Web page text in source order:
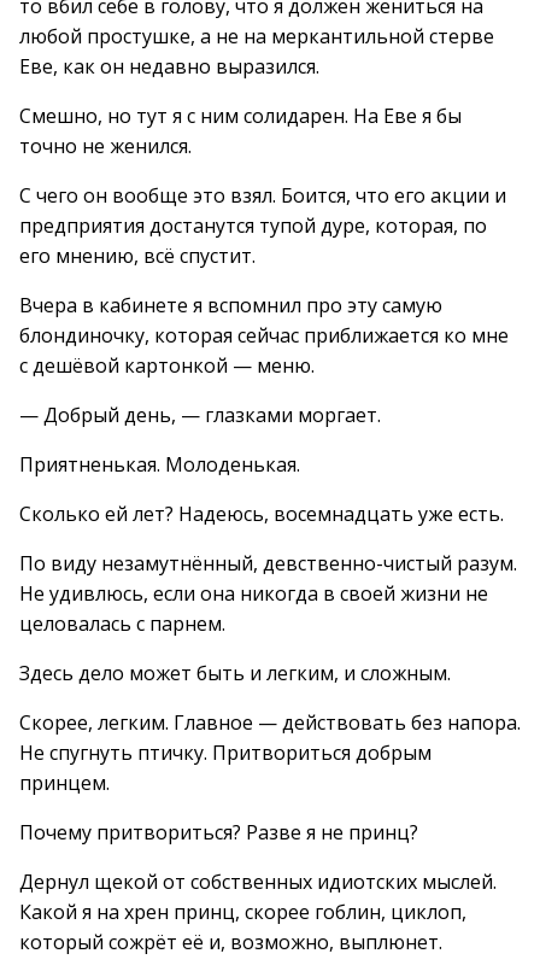
то вбил себе в голову, что я должен жениться на
любой простушке, а не на меркантильной стерве
Еве, как он недавно выразился.
Смешно, но тут я с ним солидарен. На Еве я бы
точно не женился.
С чего он вообще это взял. Боится, что его акции и
предприятия достанутся тупой дуре, которая, по
его мнению, всё спустит.
Вчера в кабинете я вспомнил про эту самую
блондиночку, которая сейчас приближается ко мне
с дешёвой картонкой — меню.
— Добрый день, — глазками моргает.
Приятненькая. Молоденькая.
Сколько ей лет? Надеюсь, восемнадцать уже есть.
По виду незамутнённый, девственно-чистый разум.
Не удивлюсь, если она никогда в своей жизни не
целовалась с парнем.
Здесь дело может быть и легким, и сложным.
Скорее, легким. Главное — действовать без напора.
Не спугнуть птичку. Притвориться добрым
принцем.
Почему притвориться? Разве я не принц?
Дернул щекой от собственных идиотских мыслей.
Какой я на хрен принц, скорее гоблин, циклоп,
который сожрёт её и, возможно, выплюнет.